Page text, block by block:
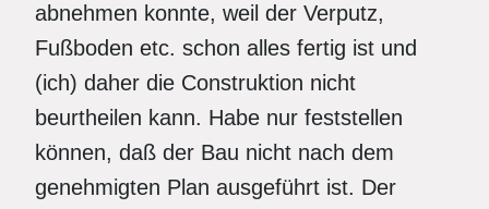
abnehmen konnte, weil der Verputz,
Fußboden etc. schon alles fertig ist und
(ich) daher die Construktion nicht
beurtheilen kann. Habe nur feststellen
können, daß der Bau nicht nach dem
genehmigten Plan ausgeführt ist. Der